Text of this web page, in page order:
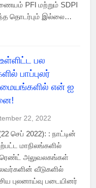
PFI மற்றும் SDPI
தொடர்பும் இல்லை…
பல
பாப்புலர்
என் ஐ
22, 2022
செப் 2022): : நாட்டின்
மாநிலங்களில்
அலுவலகங்கள்
வீடுகளில்
புலனாய்வு படையினர்